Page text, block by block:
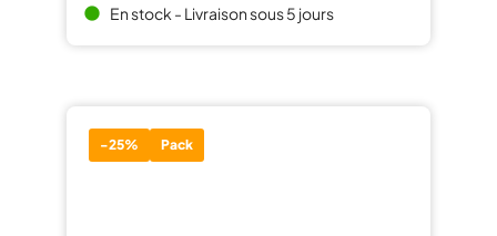
brightness_1 En stock - Livraison sous 5 jours
-25% Pack